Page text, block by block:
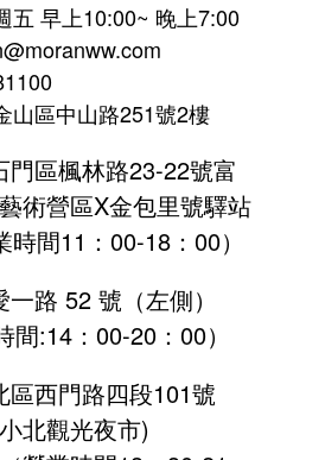
五 早上10:00~ 晚上7:00
山區中山路251號2樓
門區楓林路23-22號富
區X金包里號驛站
：00-18：00）
路 52 號（左側）
:14：00-20：00）
區西門路四段101號
北觀光夜市)